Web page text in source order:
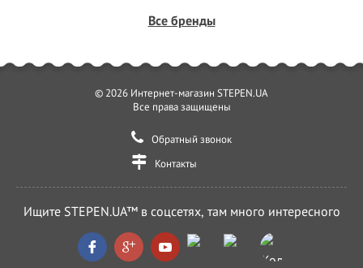
Все бренды
© 2026 Интернет-магазин STEPEN.UA
Все права защищены
Обратный звонок
Контакты
Ищите STEPEN.UA™ в соцсетях, там много интересного